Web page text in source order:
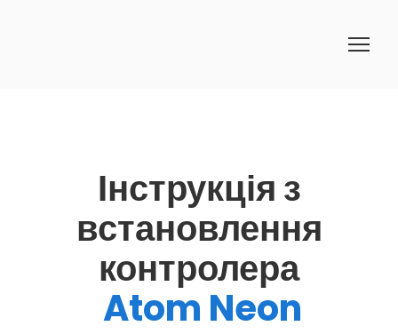
Інструкція з
встановлення
контролера
Atom Neon